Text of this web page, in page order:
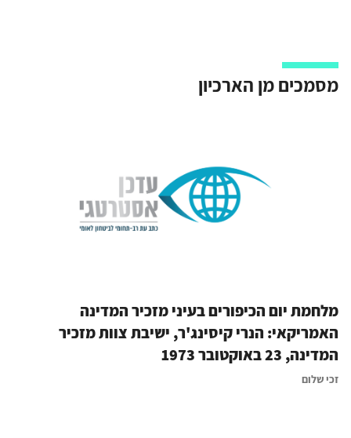
מסמכים מן הארכיון
מלחמת יום הכיפורים בעיני מזכיר המדינה
האמריקאי: הנרי קיסינג'ר, ישיבת צוות מזכיר
המדינה, 23 באוקטובר 1973
זכי שלום